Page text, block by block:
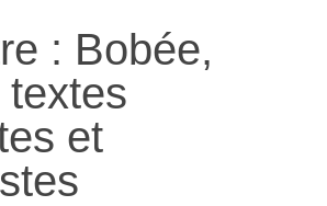
: Bobée,
textes
et